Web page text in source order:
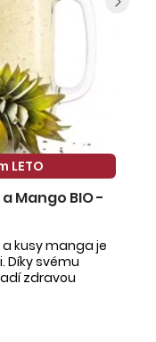
LETO
Mango BIO -
kusy manga je
Díky svému
zdravou